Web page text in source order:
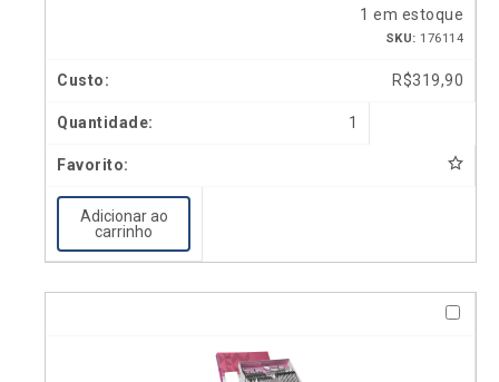
1 em estoque
SKU: 176114
R$319,90
1
Adicionar ao
carrinho